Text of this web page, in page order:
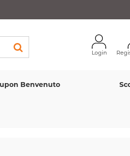
Login
Benvenuto